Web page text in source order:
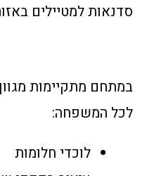
סדנאות למטיילים
במתחם מתקיימות
לכל המשפחה:
לוכדי חלומות